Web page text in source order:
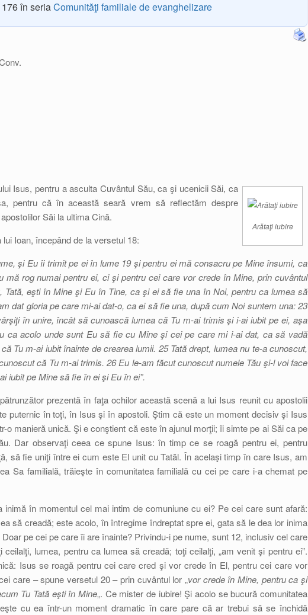
în seriaComunităţi familiale de evanghelizare
Arătaţi iubire
Isus, pentru a asculta Cuvântul Său, ca şi ucenicii Săi, ca
pentru că în această seară vrem să reflectăm despre
Săi la ultima Cină.
Ioan, începând de la versetul 18:
şi Eu îi trimit pe ei în lume 19 şi pentru ei mă consacru pe Mine însumi, ca
rog numai pentru ei, ci şi pentru cei care vor crede în Mine, prin cuvântul
Tată, eşti în Mine şi Eu în Tine, ca şi ei să fie una în Noi, pentru ca lumea să
dat gloria pe care mi-ai dat-o, ca ei să fie una, după cum Noi suntem una: 23
în unire, încât să cunoască lumea că Tu m-ai trimis şi i-ai iubit pe ei, aşa
ca acolo unde sunt Eu să fie cu Mine şi cei pe care mi i-ai dat, ca să vadă
Tu m-ai iubit înainte de crearea lumii. 25 Tată drept, lumea nu te-a cunoscut,
că Tu m-ai trimis. 26 Eu le-am făcut cunoscut numele Tău şi-l voi face
iubit pe Mine să fie în ei şi Eu în ei”.
prezentă în faţa ochilor această scenă a lui Isus reunit cu apostolii
puternic în toţi, în Isus şi în apostoli. Ştim că este un moment decisiv şi Isus
o manieră unică. Şi e conştient că este în ajunul morţii; îi simte pe ai Săi ca pe
Dar observaţi ceea ce spune Isus: în timp ce se roagă pentru ei, pentru
să fie uniţi între ei cum este El unit cu Tatăl. În acelaşi timp în care Isus, am
Sa familială, trăieşte în comunitatea familială cu cei pe care i-a chemat pe
în momentul cel mai intim de comuniune cu ei? Pe cei care sunt afară:
să creadă; este acolo, în întregime îndreptat spre ei, gata să le dea lor inima
pe cei pe care îi are înainte? Privindu-i pe nume, sunt 12, inclusiv cel care
lumea, pentru ca lumea să creadă; toţi ceilalţi, „am venit şi pentru ei”.
Isus se roagă pentru cei care cred şi vor crede în El, pentru cei care vor
care – spune versetul 20 – prin cuvântul lor „vor crede în Mine, pentru ca şi
Tu Tată eşti în Mine„. Ce mister de iubire! Şi acolo se bucură comunitatea
cu ea într-un moment dramatic în care pare că ar trebui să se închidă